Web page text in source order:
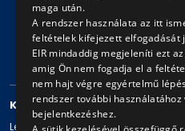
© Copyright
Impresszum Jogi
Adatvédelmi politika és
KAPCSOLAT
Levelezési cím: 1980 Budapest, Pf.
maga után.
A rendszer használata az itt
feltételek kifejezett elfogadását
EIR mindaddig megjeleníti ezt
amig Ön nem fogadja el a
nem hajt végre egyértelmű
rendszer további használatához
bejelentkezéshez.